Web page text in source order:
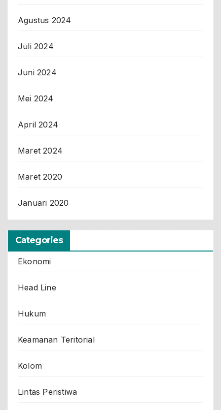
Agustus 2024
Juli 2024
Juni 2024
Mei 2024
April 2024
Maret 2024
Maret 2020
Januari 2020
Categories
Ekonomi
Head Line
Hukum
Keamanan Teritorial
Kolom
Lintas Peristiwa